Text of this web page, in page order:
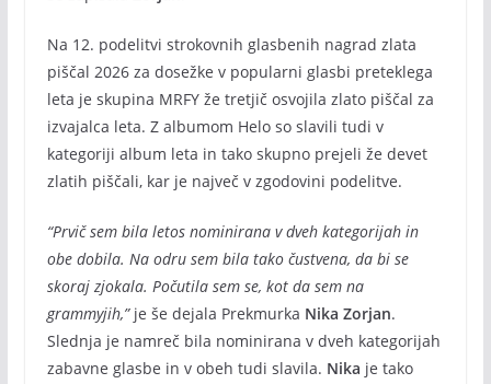
Na 12. podelitvi strokovnih glasbenih nagrad zlata
piščal 2026 za dosežke v popularni glasbi preteklega
leta je skupina MRFY že tretjič osvojila zlato piščal za
izvajalca leta. Z albumom Helo so slavili tudi v
kategoriji album leta in tako skupno prejeli že devet
zlatih piščali, kar je največ v zgodovini podelitve.
“Prvič sem bila letos nominirana v dveh kategorijah in
obe dobila. Na odru sem bila tako čustvena, da bi se
skoraj zjokala. Počutila sem se, kot da sem na
grammyjih,”je še dejala Prekmurka Nika Zorjan.
Slednja je namreč bila nominirana v dveh kategorijah
zabavne glasbe in v obeh tudi slavila. Nika je tako